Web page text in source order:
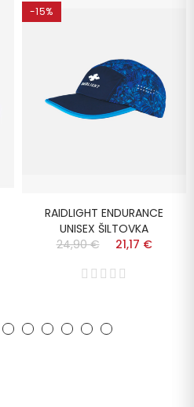
-15%
RAIDLIGHT ENDURANCE
UNISEX ŠILTOVKA
24,90 €
21,17 €